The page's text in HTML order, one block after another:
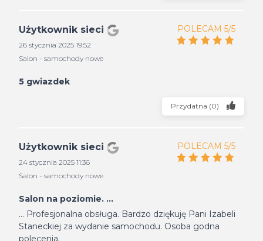
Użytkownik sieci
26 stycznia 2025 19:52
Salon - samochody nowe
POLECAM 5/5
5 gwiazdek
Przydatna (0)
Użytkownik sieci
24 stycznia 2025 11:36
Salon - samochody nowe
POLECAM 5/5
Salon na poziomie. ...
... Profesjonalna obsługa. Bardzo dziękuję Pani Izabeli
Staneckiej za wydanie samochodu. Osoba godna
polecenia.